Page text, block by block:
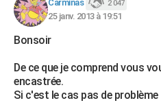
Carminas 2 047
25 janv. 2013 à 19:51
Bonsoir
De ce que je comprend vous
encastrée.
Si c'est le cas pas de problème